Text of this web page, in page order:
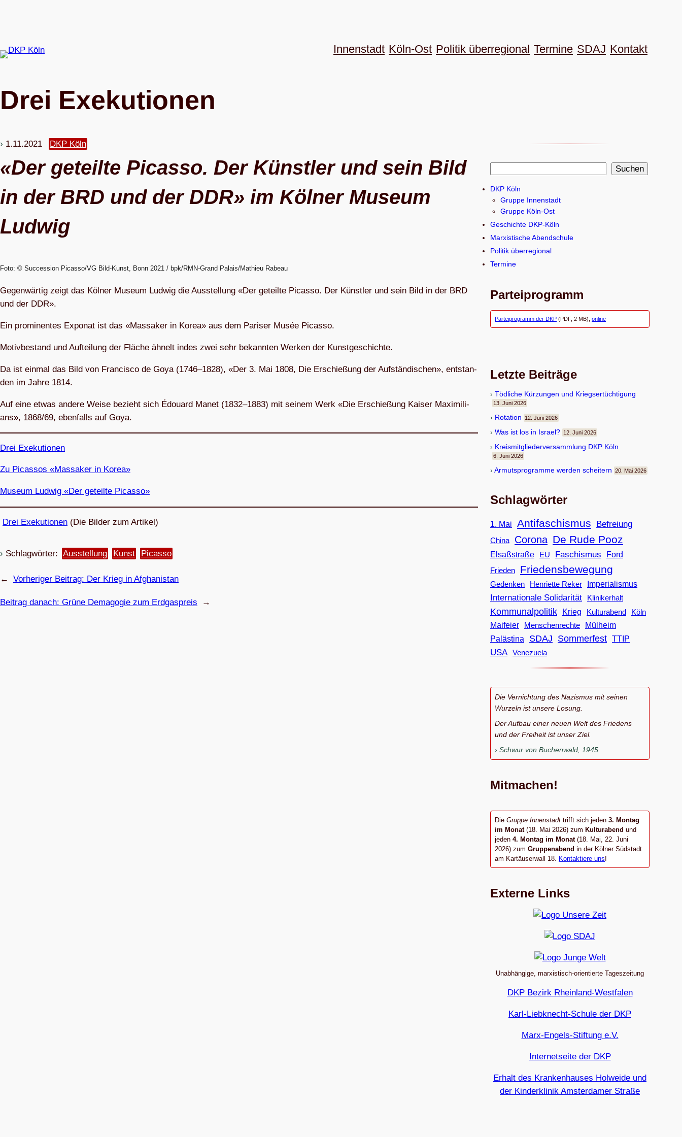
Innenstadt Köln-Ost Politik überregional Termine SDAJ Kon­takt
Drei Exe­ku­tio­nen
1.11.2021 DKP Köln
«Der geteilte Picasso. Der Künst­ler und sein Bild
in der BRD und der DDR» im Köl­ner Museum
Ludwig
Foto: © Succession Picasso/VG Bild-Kunst, Bonn 2021 / bpk/RMN-Grand Palais/Mathieu Rabeau
Gegen­wär­tig zeigt das Köl­ner Museum Lud­wig die Aus­stel­lung «Der geteilte Picasso. Der Künst­ler und sein Bild in der BRD
und der DDR».
Ein pro­mi­nen­tes Expo­nat ist das «Mas­sa­ker in Korea» aus dem Pari­ser Musée Picasso.
Motiv­be­stand und Auf­tei­lung der Flä­che ähnelt indes zwei sehr bekann­ten Wer­ken der Kunstgeschichte.
Da ist ein­mal das Bild von Fran­cisco de Goya (1746–1828), «Der 3. Mai 1808, Die Erschie­ßung der Auf­stän­di­schen», ent­stan­
den im Jahre 1814.
Auf eine etwas andere Weise bezieht sich Édouard Manet (1832–1883) mit sei­nem Werk «Die Erschie­ßung Kai­ser Maxi­mi­li­
ans», 1868/69, eben­falls auf Goya.
Drei Exe­ku­tio­nen
Zu Picas­sos «Mas­sa­ker in Korea»
Museum Lud­wig «Der geteilte Picasso»
Drei Exe­ku­tio­nen (Die Bil­der zum Artikel)
Schlagwörter: Ausstellung Kunst Picasso
← Vorheriger Beitrag: Der Krieg in Afghanistan
Beitrag danach: Grüne Dem­ago­gie zum Erdgaspreis →
h
e
n
Suchen
DKP Köln
Gruppe Innenstadt
Gruppe Köln-Ost
Geschichte DKP-Köln
Marxistische Abendschule
Politik überregional
Termine
Parteiprogramm
Parteiprogramm der DKP (PDF, 2 MB), online
Letzte Beiträge
Töd­li­che Kür­zun­gen und Kriegsertüchtigung
13. Juni 2026
Rota­tion 12. Juni 2026
Was ist los in Israel? 12. Juni 2026
Kreis­mit­glie­der­ver­samm­lung DKP Köln
6. Juni 2026
Armuts­pro­gramme wer­den scheitern 20. Mai 2026
Schlagwörter
1. Mai Antifaschismus Befreiung
China Corona De Rude Pooz
Elsaßstraße EU Faschismus
Ford
Frieden
Friedensbewegung
Gedenken Henriette Reker Imperialismus
Internationale Solidarität Klinikerhalt
Kommunalpolitik Krieg Kulturabend
Köln
Maifeier
Menschenrechte
Mülheim
Palästina
SDAJ Sommerfest TTIP
USA Venezuela
Die Vernichtung des Nazismus mit seinen
Wurzeln ist unsere Losung.
Der Aufbau einer neuen Welt des Friedens
und der Freiheit ist unser Ziel.
Schwur von Buchenwald, 1945
Mitmachen!
Die Gruppe Innenstadt trifft sich jeden 3. Montag
im Monat (18. Mai 2026) zum Kulturabend und
jeden 4. Montag im Monat(18. Mai, 22. Juni
2026) zum Gruppenabend in der Kölner Südstadt
am Kartäuserwall 18.
Kontaktiere uns!
Externe Links
Unabhängige, marxistisch-orientierte Tageszeitung
DKP Bezirk Rheinland-Westfalen
Karl-Liebknecht-Schule der DKP
Marx-Engels-Stiftung e.V.
Internetseite der DKP
Erhalt des Krankenhauses Holweide und
der Kinderklinik Amsterdamer Straße